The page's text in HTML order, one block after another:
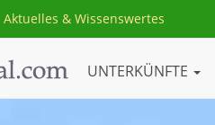
Aktuelles & Wissenswertes
UNTERKÜNFTE